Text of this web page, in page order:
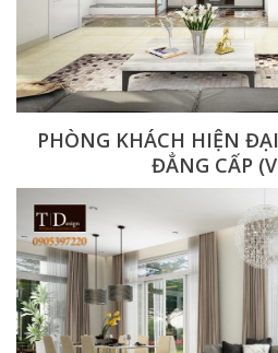
PHÒNG KHÁCH HIỆN
ĐẲNG CẤP